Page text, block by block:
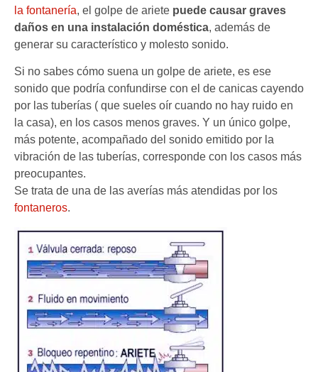
la fontanería, el golpe de ariete puede causar graves
daños en una instalación doméstica, además de
generar su característico y molesto sonido.
Si no sabes cómo suena un golpe de ariete, es ese
sonido que podría confundirse con el de canicas cayendo
por las tuberías ( que sueles oír cuando no hay ruido en
la casa), en los casos menos graves. Y un único golpe,
más potente, acompañado del sonido emitido por la
vibración de las tuberías, corresponde con los casos más
preocupantes.
Se trata de una de las averías más atendidas por los
fontaneros.